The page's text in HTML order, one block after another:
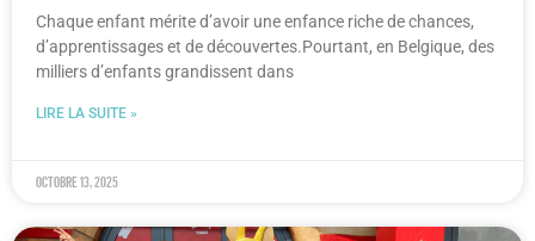
Chaque enfant mérite d’avoir une enfance riche de chances,
d’apprentissages et de découvertes.Pourtant, en Belgique, des
milliers d’enfants grandissent dans
LIRE LA SUITE »
octobre 13, 2025